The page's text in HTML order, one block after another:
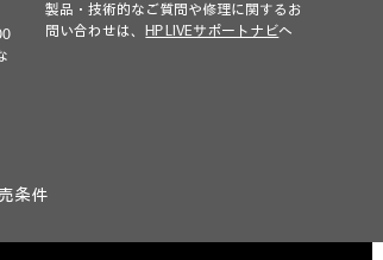
製品・技術的なご質問や修理に関するお
問い合わせは、HP LIVEサポートナビへ
条件